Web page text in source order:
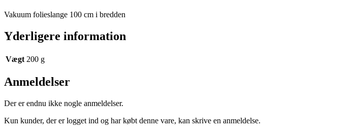
Vakuum folieslange 100 cm i bredden
Yderligere information
Vægt 200 g
Anmeldelser
Der er endnu ikke nogle anmeldelser.
Kun kunder, der er logget ind og har købt denne vare, kan skrive en anmeldelse.